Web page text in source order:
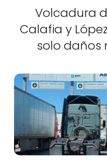
Volcadura
Calafia y
solo daños